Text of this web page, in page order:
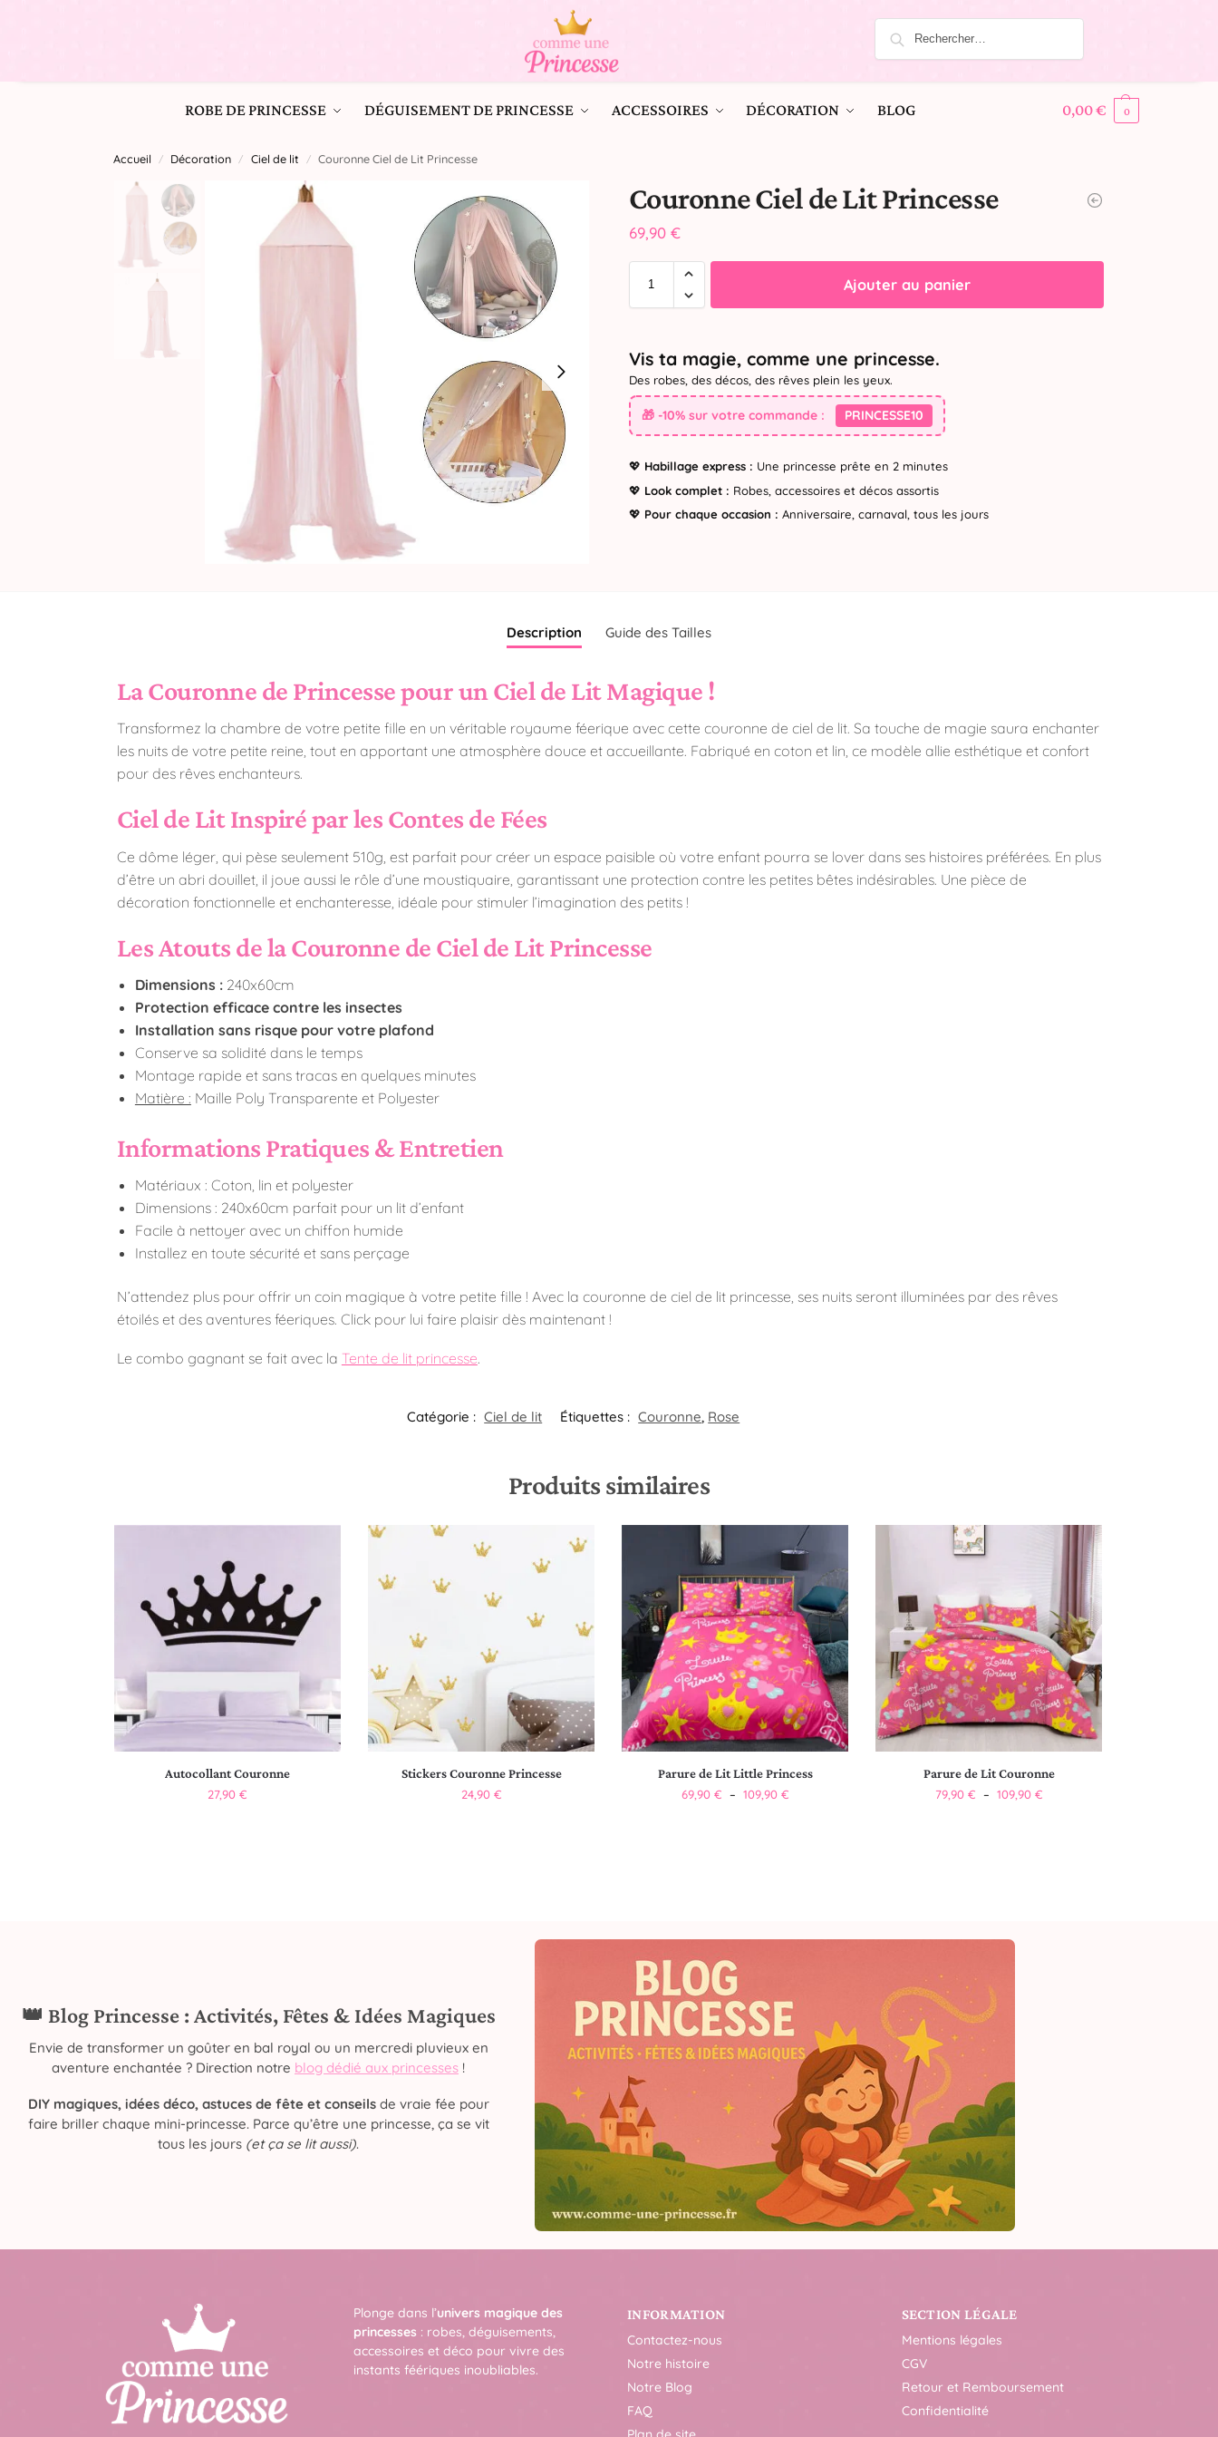
ROBE DE PRINCESSE DÉGUISEMENT DE PRINCESSE ACCESSOIRES DÉCORATION BLOG 0,00€ 0
Accueil / Décoration / Ciel de lit / Couronne Ciel de Lit Princesse
Couronne Ciel de Lit Princesse
69,90 €
Ajouter au panier
Vis ta magie, comme une princesse.
Des robes, des décos, des rêves plein les yeux.
🎁 -10% sur votre commande : PRINCESSE10
💖 Habillage express : Une princesse prête en 2 minutes
💖 Look complet : Robes, accessoires et décos assortis
💖 Pour chaque occasion : Anniversaire, carnaval, tous les jours
Description Guide des Tailles
La Couronne de Princesse pour un Ciel de Lit Magique !
Transformez la chambre de votre petite fille en un véritable royaume féerique avec cette couronne de ciel de lit. Sa touche de magie saura enchanter
les nuits de votre petite reine, tout en apportant une atmosphère douce et accueillante. Fabriqué en coton et lin, ce modèle allie esthétique et confort
pour des rêves enchanteurs.
Ciel de Lit Inspiré par les Contes de Fées
Ce dôme léger, qui pèse seulement 510g, est parfait pour créer un espace paisible où votre enfant pourra se lover dans ses histoires préférées. En plus
d’être un abri douillet, il joue aussi le rôle d’une moustiquaire, garantissant une protection contre les petites bêtes indésirables. Une pièce de
décoration fonctionnelle et enchanteresse, idéale pour stimuler l’imagination des petits !
Les Atouts de la Couronne de Ciel de Lit Princesse
Dimensions :240x60cm
Protection efficace contre les insectes
Installation sans risque pour votre plafond
Conserve sa solidité dans le temps
Montage rapide et sans tracas en quelques minutes
Matière : Maille Poly Transparente et Polyester
Informations Pratiques & Entretien
Matériaux : Coton, lin et polyester
Dimensions : 240x60cm parfait pour un lit d’enfant
Facile à nettoyer avec un chiffon humide
Installez en toute sécurité et sans perçage
N’attendez plus pour offrir un coin magique à votre petite fille ! Avec la couronne de ciel de lit princesse, ses nuits seront illuminées par des rêves
étoilés et des aventures féeriques. Click pour lui faire plaisir dès maintenant !
Le combo gagnant se fait avec la Tente de lit princesse.
Catégorie : Ciel de lit Étiquettes : Couronne, Rose
Produits similaires
Autocollant Couronne
27,90€
Stickers Couronne Princesse
24,90 €
Parure de Lit Little Princess
69,90 € – 109,90 €
Parure de Lit Couronne
79,90 € – 109,90 €
👑 Blog Princesse : Activités, Fêtes & Idées Magiques
Envie de transformer un goûter en bal royal ou un mercredi pluvieux en
aventure enchantée ? Direction notre blog dédié aux princesses !
DIY magiques, idées déco, astuces de fête et conseilsde vraie fée pour
faire briller chaque mini-princesse. Parce qu’être une princesse, ça se vit
tous les jours (et ça se lit aussi).
Plonge dans l’univers magique des
princesses : robes, déguisements,
accessoires et déco pour vivre des
instants féériques inoubliables.
INFORMATION
Contactez-nous
Notre histoire
Notre Blog
FAQ
SECTION LÉGALE
Mentions légales
CGV
Retour et Remboursement
Confidentialité